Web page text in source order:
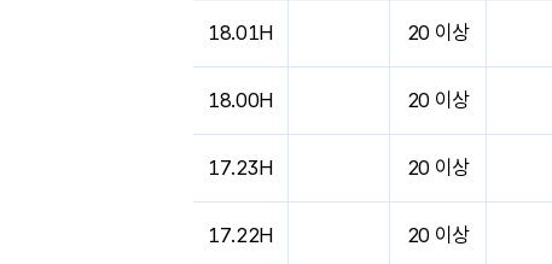
18.01H 20 이상
18.00H 20 이상
17.23H 20 이상
17.22H 20 이상